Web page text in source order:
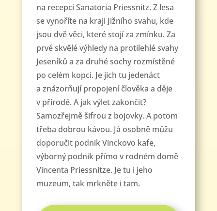
na recepci Sanatoria Priessnitz. Z lesa
se vynoříte na kraji Jižního svahu, kde
jsou dvě věci, které stojí za zmínku. Za
prvé skvělé výhledy na protilehlé svahy
Jeseníků a za druhé sochy rozmístěné
po celém kopci. Je jich tu jedenáct
a znázorňují propojení člověka a děje
v přírodě. A jak výlet zakončit?
Samozřejmě šifrou z bojovky. A potom
třeba dobrou kávou. Já osobně můžu
doporučit podnik Vinckovo kafe,
výborný podnik přímo v rodném domě
Vincenta Priessnitze. Je tu i jeho
muzeum, tak mrkněte i tam.